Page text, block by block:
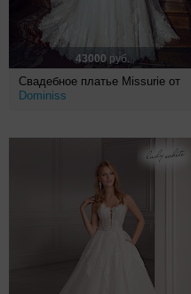
43000руб.
Свадебное платье Missurie от
Dominiss